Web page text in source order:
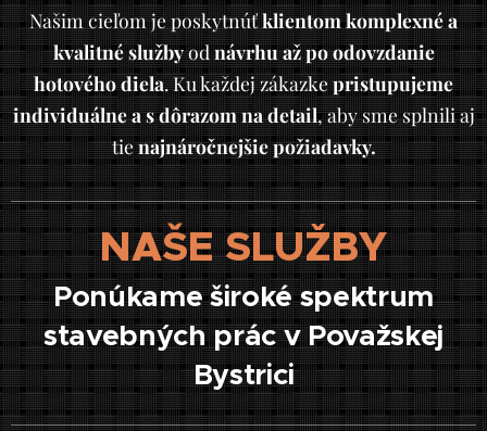
Našim cieľom je poskytnúťklientom komplexné a
kvalitné službyodnávrhu až po odovzdanie
hotového diela. Ku každej zákazke pristupujeme
individuálne a s dôrazom na detail, aby sme splnili aj
tienajnáročnejšie požiadavky.
NAŠE SLUŽBY
Ponúkame široké spektrum
stavebných prác v Považskej
Bystrici